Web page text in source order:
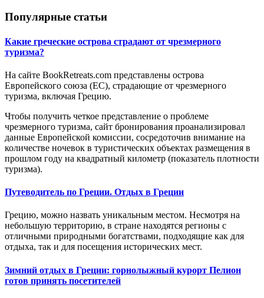
Популярные статьи
Какие греческие острова страдают от чрезмерного
туризма?
На сайте BookRetreats.com представлены острова
Европейского союза (ЕС), страдающие от чрезмерного
туризма, включая Грецию.
Чтобы получить четкое представление о проблеме
чрезмерного туризма, сайт бронирования проанализировал
данные Европейской комиссии, сосредоточив внимание на
количестве ночевок в туристических объектах размещения в
прошлом году на квадратный километр (показатель плотности
туризма).
Путеводитель по Греции. Отдых в Греции
Грецию, можно назвать уникальным местом. Несмотря на
небольшую территорию, в стране находятся регионы с
отличными природными богатствами, подходящие как для
отдыха, так и для посещения исторических мест.
Зимний отдых в Греции: горнолыжный курорт Пелион
готов принять посетителей